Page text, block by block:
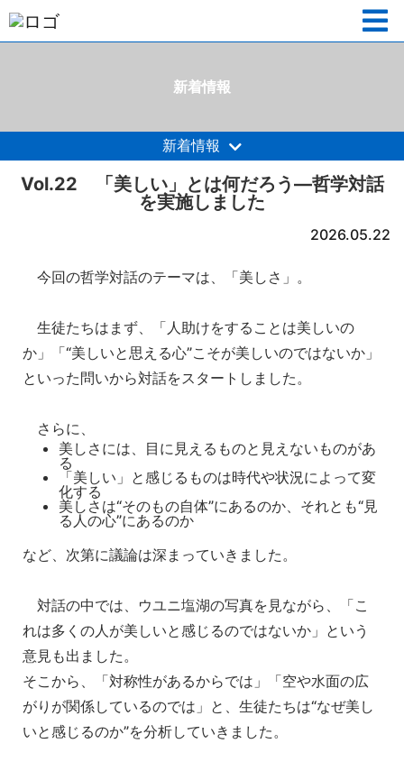
新着情報
新着情報
Vol.22 「美しい」とは何だろう—哲学対話
を実施しました
2026.05.22
今回の哲学対話のテーマは、「美しさ」。
生徒たちはまず、「人助けをすることは美しいの
か」「“美しいと思える心”こそが美しいのではないか」
といった問いから対話をスタートしました。
さらに、
美しさには、目に見えるものと見えないものがあ
る
「美しい」と感じるものは時代や状況によって変
化する
美しさは“そのもの自体”にあるのか、それとも“見
る人の心”にあるのか
など、次第に議論は深まっていきました。
対話の中では、ウユニ塩湖の写真を見ながら、「こ
れは多くの人が美しいと感じるのではないか」という
意見も出ました。
そこから、「対称性があるからでは」「空や水面の広
がりが関係しているのでは」と、生徒たちは“なぜ美し
いと感じるのか”を分析していきました。